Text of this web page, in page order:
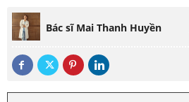
Bác sĩ Mai Thanh Huyền